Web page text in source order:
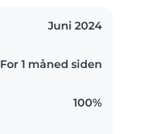
Juni 2024
For 1 måned siden
100%